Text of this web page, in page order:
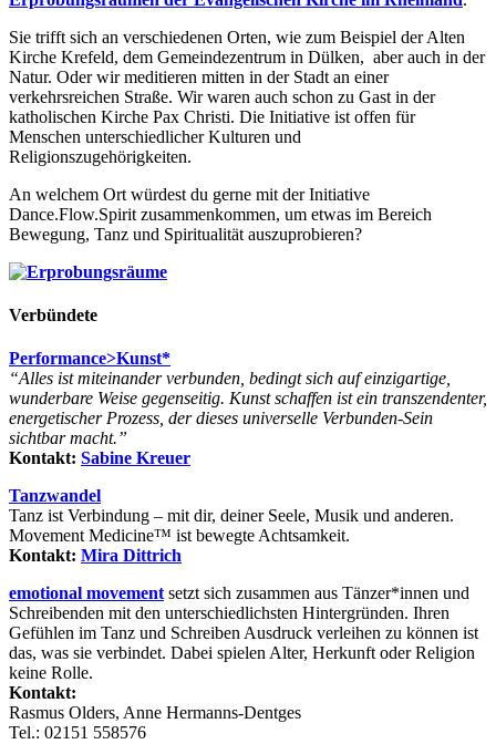
Sie trifft sich an verschiedenen Orten, wie zum Beispiel der Alten
Kirche Krefeld, dem Gemeindezentrum in Dülken, aber auch in der
Natur. Oder wir meditieren mitten in der Stadt an einer
verkehrsreichen Straße. Wir waren auch schon zu Gast in der
katholischen Kirche Pax Christi. Die Initiative ist offen für
Menschen unterschiedlicher Kulturen und
Religionszugehörigkeiten.
An welchem Ort würdest du gerne mit der Initiative
Dance.Flow.Spirit zusammenkommen, um etwas im Bereich
Bewegung, Tanz und Spiritualität auszuprobieren?
Verbündete
Performance>Kunst*
“Alles ist miteinander verbunden, bedingt sich auf einzigartige,
wunderbare Weise gegenseitig. Kunst schaffen ist ein transzendenter,
energetischer Prozess, der dieses universelle Verbunden-Sein
sichtbar macht.”
Kontakt: Sabine Kreuer
Tanzwandel
Tanz ist Verbindung – mit dir, deiner Seele, Musik und anderen.
Movement Medicine™ ist bewegte Achtsamkeit.
Kontakt: Mira Dittrich
emotional movement setzt sich zusammen aus Tänzer*innen und
Schreibenden mit den unterschiedlichsten Hintergründen. Ihren
Gefühlen im Tanz und Schreiben Ausdruck verleihen zu können ist
das, was sie verbindet. Dabei spielen Alter, Herkunft oder Religion
keine Rolle.
Kontakt:
Rasmus Olders, Anne Hermanns-Dentges
Tel.: 02151 558576